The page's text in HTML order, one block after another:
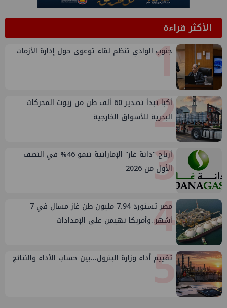
الأكثر قراءة1
جنوب الوادي تنظم لقاء توعوي حول إدارة الأزمات
2
أكبا تبدأ تصدير 60 ألف طن من زيوت المحركات
البحرية للأسواق الخارجية
3
أرباح "دانة غاز" الإماراتية تنمو 46% في النصف
الأول من 2026
4
مصر تستورد 7.94 مليون طن غاز مسال في 7
أشهر..وأمريكا تهيمن على الإمدادات
5
تقييم أداء وزارة البترول...بين حساب الأداء والنتائج